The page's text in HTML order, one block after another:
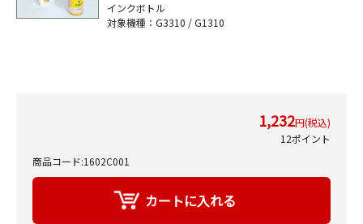
インクボトル
対象機種：G3310 / G1310
1,232円(税込)
12ポイント
商品コード:1602C001